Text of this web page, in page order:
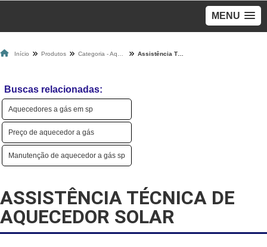
MENU
Início Produtos
Buscas relacionadas:
Aquecedores a gás em sp
Preço de aquecedor a gás
Manutenção de aquecedor a gás sp
ASSISTÊNCIA TÉCNICA DE
AQUECEDOR SOLAR